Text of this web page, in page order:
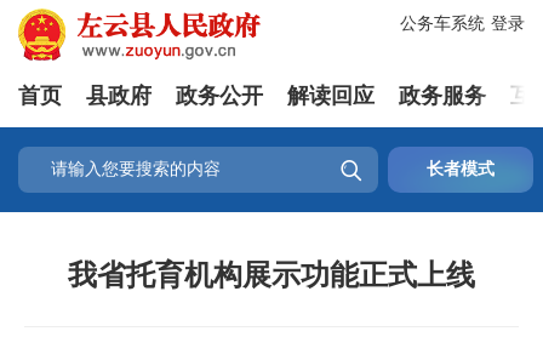
登录
公务车系统
首页 县政府 政务公开 解读回应 政务服务 互
 长者模式
我省托育机构展示功能正式上线